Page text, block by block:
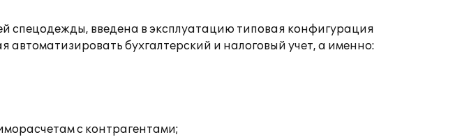
введена в эксплуатацию типовая конфигурация
бухгалтерский и налоговый учет, а именно:
с контрагентами;